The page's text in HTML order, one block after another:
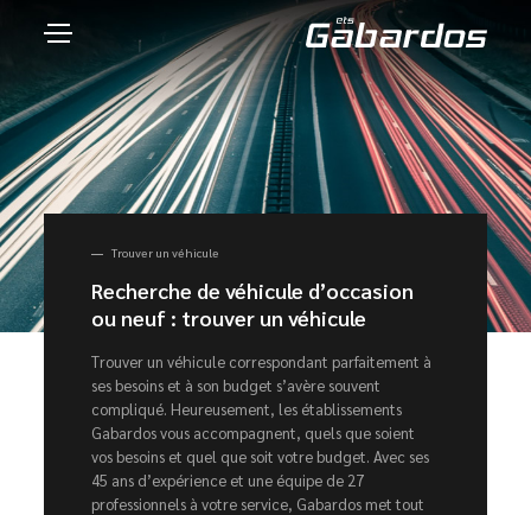
Trouver un véhicule
Recherche de véhicule d’occasion
ou neuf : trouver un véhicule
Trouver un véhicule correspondant parfaitement à
ses besoins et à son budget s’avère souvent
compliqué. Heureusement, les établissements
Gabardos vous accompagnent, quels que soient
vos besoins et quel que soit votre budget. Avec ses
45 ans d’expérience et une équipe de 27
professionnels à votre service, Gabardos met tout